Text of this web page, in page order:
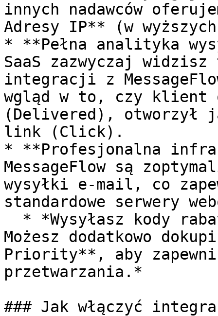
innych nadawców
Adresy IP** (w
* **Pełna analityka
SaaS zazwyczaj
integracji z
wgląd w to, czy klient
(Delivered), otworzył
link (Click).
* **Profesjonalna
MessageFlow są
wysyłki e-mail, co
standardowe serwery
Możesz dodatkowo
Priority**, aby
przetwarzania.*
### Jak włączyć